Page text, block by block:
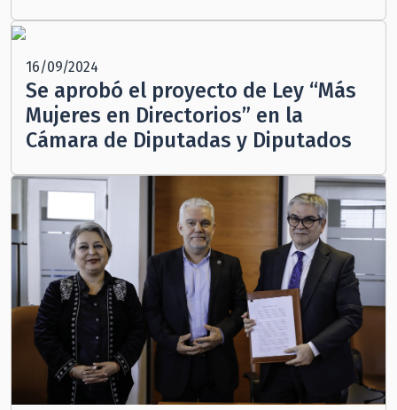
16/09/2024
Se aprobó el proyecto de Ley “Más
Mujeres en Directorios” en la
Cámara de Diputadas y Diputados